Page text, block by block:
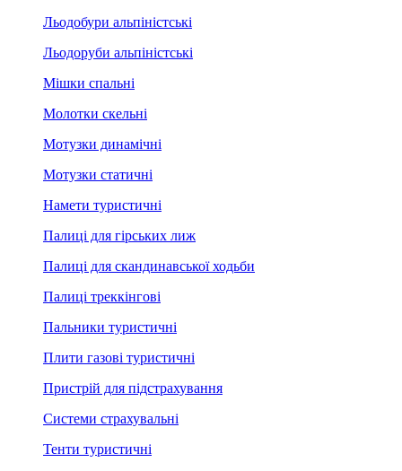
Льодобури альпіністські
Льодоруби альпіністські
Мішки спальні
Молотки скельні
Мотузки динамічні
Мотузки статичні
Намети туристичні
Палиці для гірських лиж
Палиці для скандинавської ходьби
Палиці треккінгові
Пальники туристичні
Плити газові туристичні
Пристрій для підстрахування
Системи страхувальні
Тенти туристичні